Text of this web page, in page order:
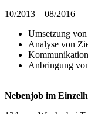
10/2013 – 08/2016
Umsetzung
Analyse von
Anbringung
Nebenjob im